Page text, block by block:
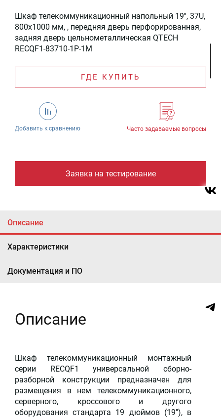
Шкаф телекоммуникационный напольный 19'', 37U,
800x1000 мм, , передняя дверь перфорированная,
задняя дверь цельнометаллическая QTECH
RECQF1-83710-1P-1M
ГДЕ КУПИТЬ
Добавить к сравнению Часто задаваемые вопросы
Заявка на тестирование
Описание
Характеристики
Документация и ПО
Описание
Шкаф телекоммуникационный монтажный
серии RECQF1 универсальной сборно-
разборной конструкции предназначен для
размещения в нем телекоммуникационного,
серверного, кроссового и другого
оборудования стандарта 19 дюймов (19"), в